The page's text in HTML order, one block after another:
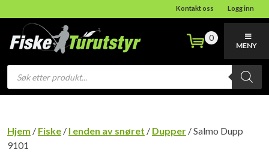
Kontakt oss Logg inn
Products
search
0
MENY
Hjem / Fiske / I enden av snøret / Dupper / Salmo Dupp
9101